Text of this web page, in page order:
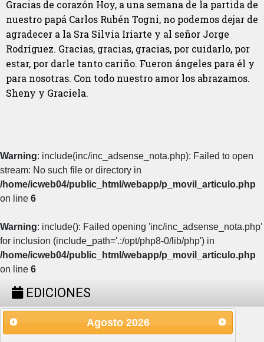
Gracias de corazón Hoy, a una semana de la partida de
nuestro papá Carlos Rubén Togni, no podemos dejar de
agradecer a la Sra Silvia Iriarte y al señor Jorge
Rodríguez. Gracias, gracias, gracias, por cuidarlo, por
estar, por darle tanto cariño. Fueron ángeles para él y
para nosotras. Con todo nuestro amor los abrazamos.
Sheny y Graciela.
Warning: include(inc/inc_adsense_nota.php): Failed to open
stream: No such file or directory in
/home/icweb04/public_html/webapp/p_movil_articulo.php
on line 6
Warning: include(): Failed opening 'inc/inc_adsense_nota.php'
for inclusion (include_path='.:/opt/php8-0/lib/php') in
/home/icweb04/public_html/webapp/p_movil_articulo.php
on line 6
EDICIONES
Agosto 2026